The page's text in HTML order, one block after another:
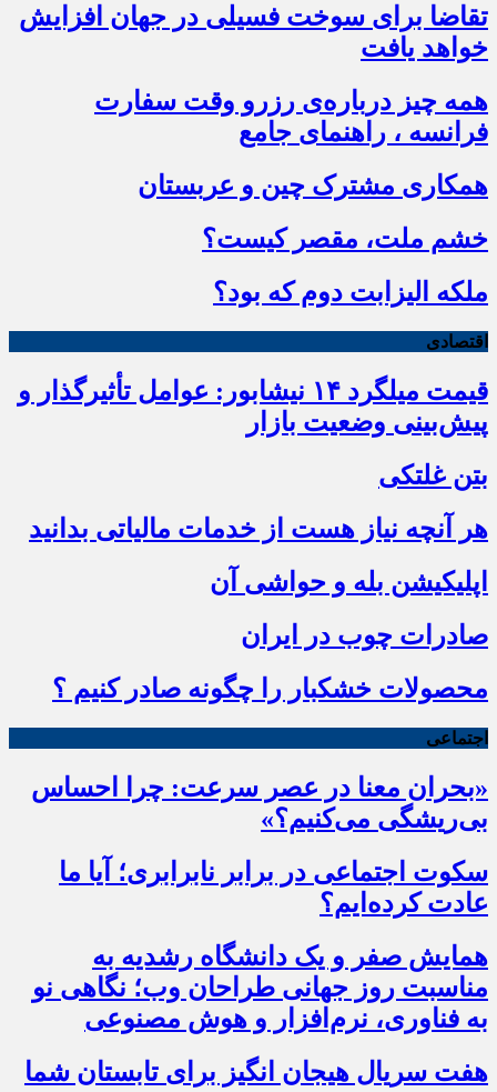
تقاضا برای سوخت فسیلی در جهان افزایش
خواهد یافت
همه چیز درباره‌ی رزرو وقت سفارت
فرانسه ، راهنمای جامع
همکاری مشترک چین و عربستان
خشم ملت، مقصر کیست؟
ملکه الیزابت دوم که بود؟
اقتصادی
قیمت میلگرد ۱۴ نیشابور: عوامل تأثیرگذار و
پیش‌بینی وضعیت بازار
بتن غلتکی
هر آنچه نیاز هست از خدمات مالیاتی بدانید
اپلیکیشن بله و حواشی آن
صادرات چوب در ایران
محصولات خشکبار را چگونه صادر کنیم ؟
اجتماعی
«بحران معنا در عصر سرعت: چرا احساس
بی‌ریشگی می‌کنیم؟»
سکوت اجتماعی در برابر نابرابری؛ آیا ما
عادت کرده‌ایم؟
همایش صفر و یک دانشگاه رشدیه به
مناسبت روز جهانی طراحان وب؛ نگاهی نو
به فناوری، نرم‌افزار و هوش مصنوعی
هفت سریال هیجان انگیز برای تابستان شما